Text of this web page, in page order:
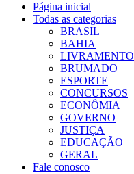
Página inicial
Todas as categorias
BRASIL
BAHIA
LIVRAMENTO
BRUMADO
ESPORTE
CONCURSOS
ECONÔMIA
GOVERNO
JUSTIÇA
EDUCAÇÃO
GERAL
Fale conosco